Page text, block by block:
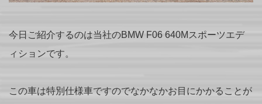
今日ご紹介するのは当社のBMW F06 640Mスポーツエデ
ィションです。
この車は特別仕様車ですのでなかなかお目にかかることが